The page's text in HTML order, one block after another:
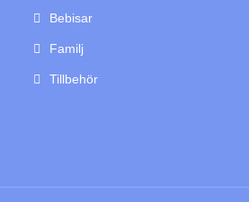
Bebisar
Familj
Tillbehör